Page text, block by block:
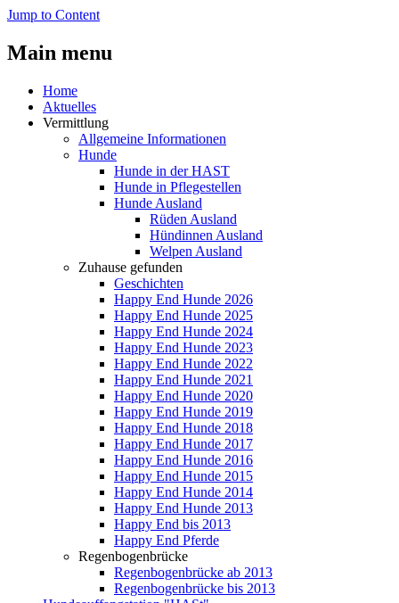
Jump to Content
Main menu
Home
Aktuelles
Vermittlung
Allgemeine Informationen
Hunde
Hunde in der HAST
Hunde in Pflegestellen
Hunde Ausland
Rüden Ausland
Hündinnen Ausland
Welpen Ausland
Zuhause gefunden
Geschichten
Happy End Hunde 2026
Happy End Hunde 2025
Happy End Hunde 2024
Happy End Hunde 2023
Happy End Hunde 2022
Happy End Hunde 2021
Happy End Hunde 2020
Happy End Hunde 2019
Happy End Hunde 2018
Happy End Hunde 2017
Happy End Hunde 2016
Happy End Hunde 2015
Happy End Hunde 2014
Happy End Hunde 2013
Happy End bis 2013
Happy End Pferde
Regenbogenbrücke
Regenbogenbrücke ab 2013
Regenbogenbrücke bis 2013